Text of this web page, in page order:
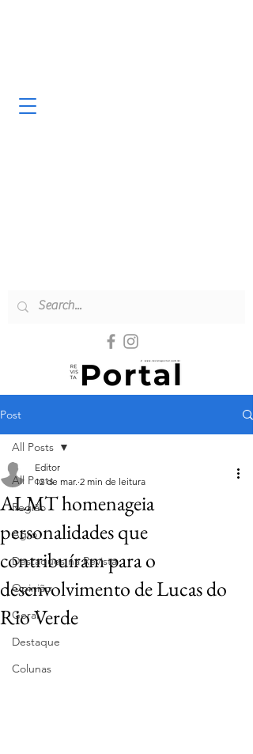
Post
All Posts
Região
Agro
Destaques na Revista
Opinião
Geral
Destaque
Colunas
All Posts
ALMT homenageia
personalidades que
contribuíram para o
desenvolvimento de Lucas do
Rio Verde
Editor
12 de mar. 2 min de leitura